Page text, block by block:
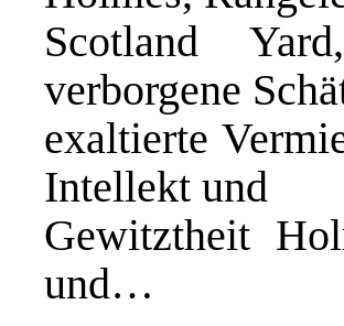
Scotland
verborgene
exaltierte
Intellekt und
Gewitztheit
und…